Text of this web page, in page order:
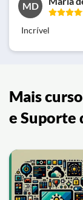
MD
Incrível
Mais
e Suporte